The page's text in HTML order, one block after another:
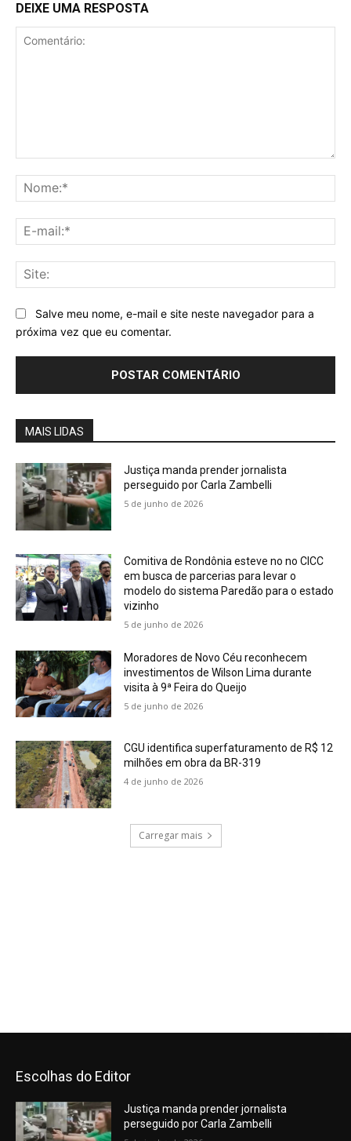
Escolhas do Editor
Justiça manda prender jornalista
perseguido por Carla Zambelli